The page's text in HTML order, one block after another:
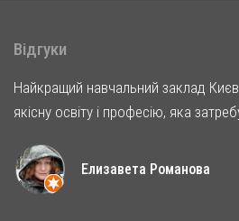
Відгуки
Найкращий навчальний заклад
якісну освіту і професію, яка
Елизавета Романова